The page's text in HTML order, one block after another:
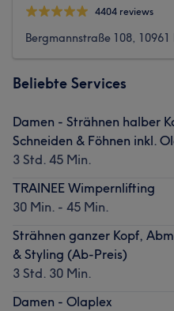
4404 reviews
Bergmannstraße 108,
Beliebte Services
Damen - Strähnen halber
Schneiden & Föhnen inkl.
3 Std. 45 Min.
TRAINEE Wimpernlifting
30 Min. - 45 Min.
Strähnen ganzer Kopf,
& Styling (Ab-Preis)
3 Std. 30 Min.
Damen - Olaplex